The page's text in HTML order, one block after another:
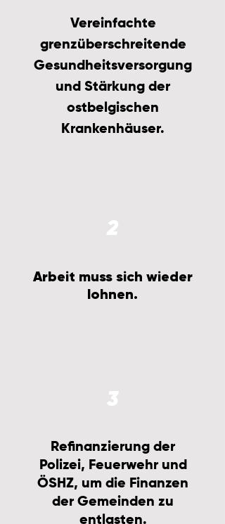
Vereinfachte
grenzüberschreitende
Gesundheitsversorgung
und Stärkung der
ostbelgischen
Krankenhäuser.
2
Arbeit muss sich wieder
lohnen.
3
Refinanzierung der
Polizei, Feuerwehr und
ÖSHZ, um die Finanzen
der Gemeinden zu
entlasten.